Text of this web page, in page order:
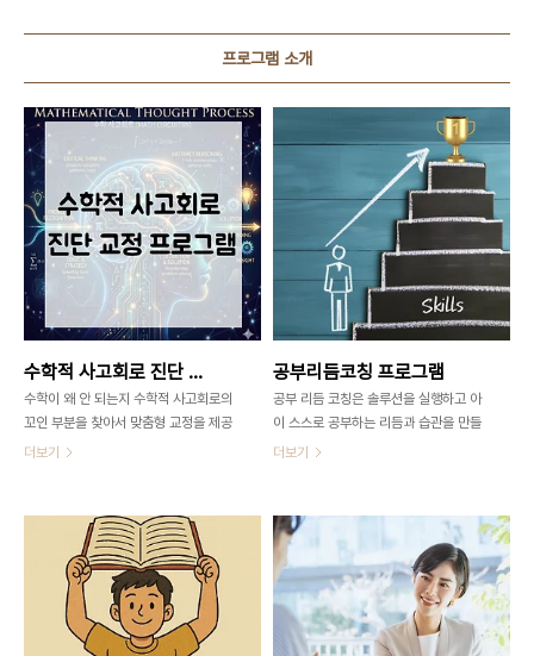
프로그램 소개
수학적 사고회로 진단 교정 프로그램
수학이 왜 안 되는지 수학적 사고회로의
꼬인 부분을 찾아서 맞춤형 교정을 제공
합니다.
더보기
공부리듬코칭 프로그램
공부 리듬 코칭은 솔루션을 실행하고 아
이 스스로 공부하는 리듬과 습관을 만들
어가도록 돕는 프로그램입니다.
더보기